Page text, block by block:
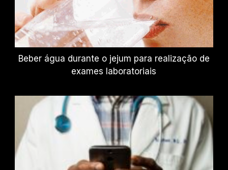
Beber água durante o jejum para realização de
exames laboratoriais